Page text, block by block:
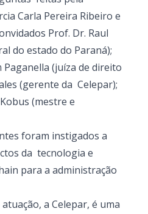
Carla Pereira Ribeiro e
Prof. Dr. Raul
do estado do Paraná);
Paganella (juíza de direito
(gerente da Celepar);
(mestre e
foram instigados a
da tecnologia e
para a administração
a Celepar, é uma